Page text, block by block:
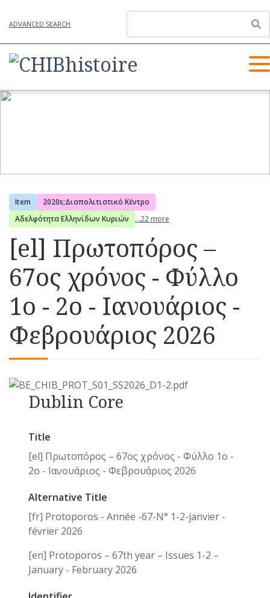
ADVANCED SEARCH
Item
2020s;Διαπολιτιστικό Κέντρο
Αδελφότητα Ελληνίδων Κυριών
...22 more
[el] Πρωτοπόρος –
67ος χρόνος - Φύλλο
1o - 2ο - Ιανουάριος -
Φεβρουάριος 2026
Dublin Core
Title
[el] Πρωτοπόρος – 67ος χρόνος - Φύλλο 1o -
2ο - Ιανουάριος - Φεβρουάριος 2026
Alternative Title
[fr] Protoporos - Année -67-N° 1-2-janvier -
février 2026
[en] Protoporos – 67th year – Issues 1-2 –
January - February 2026